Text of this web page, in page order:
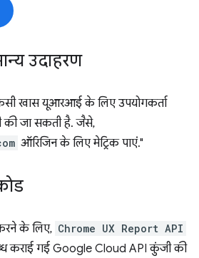
उदाहरण
खास यूआरआई के लिए उपयोगकर्ता
की जा सकती है. जैसे,
ऑरिजिन के लिए मेट्रिक पाएं."
के लिए, Chrome UX Report API
कराई गई Google Cloud API कुंजी की